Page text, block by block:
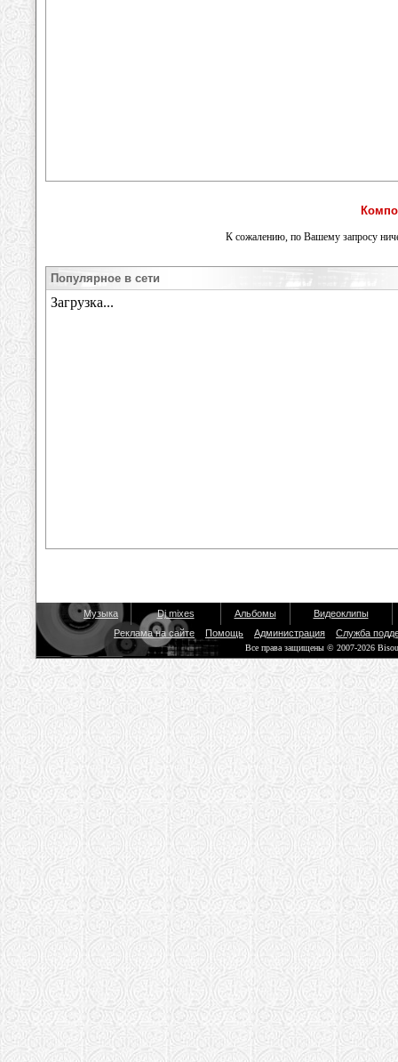
К сожалению, по Вашему запросу
Популярное в сети
Музыка Dj mixes Альбомы
Видеоклипы
Реклама на сайте
Помощь Администрация Служба
Все права защищены © 2007-2026